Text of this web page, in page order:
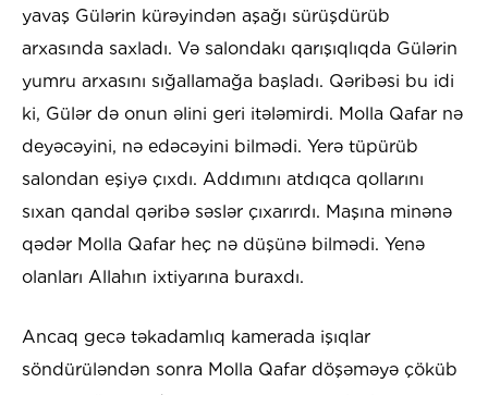
yavaş Gülərin kürəyindən aşağı sürüşdürüb
arxasında saxladı. Və salondakı qarışıqlıqda Gülərin
yumru arxasını sığallamağa başladı. Qəribəsi bu idi
ki, Gülər də onun əlini geri itələmirdi. Molla Qafar nə
deyəcəyini, nə edəcəyini bilmədi. Yerə tüpürüb
salondan eşiyə çıxdı. Addımını atdıqca qollarını
sıxan qandal qəribə səslər çıxarırdı. Maşına minənə
qədər Molla Qafar heç nə düşünə bilmədi. Yenə
olanları Allahın ixtiyarına buraxdı.
Ancaq gecə təkadamlıq kamerada işıqlar
söndürüləndən sonra Molla Qafar döşəməyə çöküb